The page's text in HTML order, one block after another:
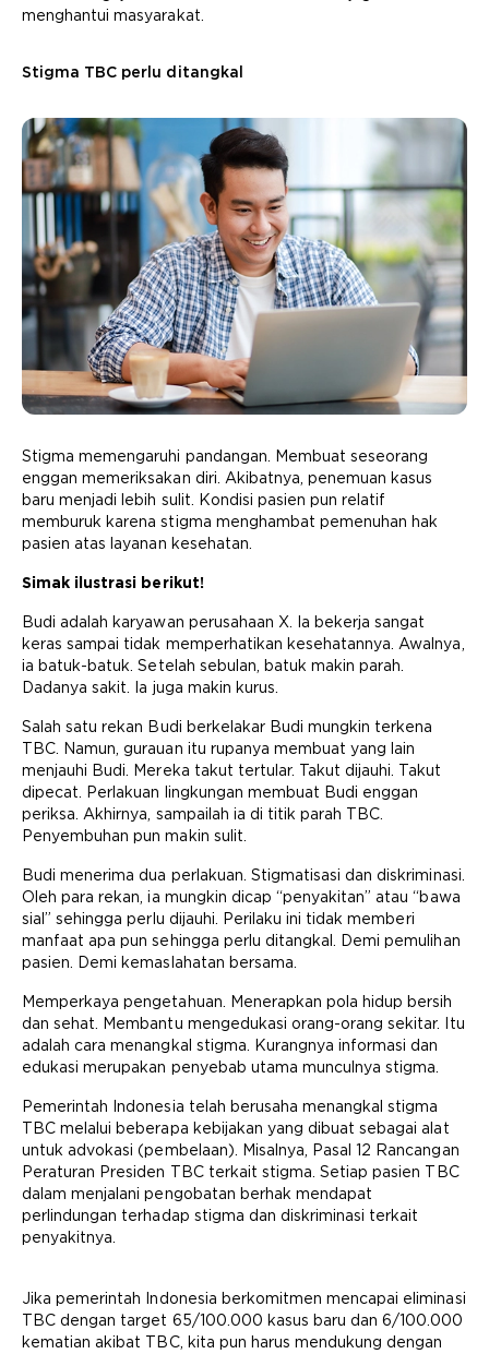
menghantui masyarakat.
Stigma TBC perlu ditangkal
Stigma memengaruhi pandangan. Membuat seseorang
enggan memeriksakan diri. Akibatnya, penemuan kasus
baru menjadi lebih sulit. Kondisi pasien pun relatif
memburuk karena stigma menghambat pemenuhan hak
pasien atas layanan kesehatan.
Simak ilustrasi berikut!
Budi adalah karyawan perusahaan X. Ia bekerja sangat
keras sampai tidak memperhatikan kesehatannya. Awalnya,
ia batuk-batuk. Setelah sebulan, batuk makin parah.
Dadanya sakit. Ia juga makin kurus.
Salah satu rekan Budi berkelakar Budi mungkin terkena
TBC. Namun, gurauan itu rupanya membuat yang lain
menjauhi Budi. Mereka takut tertular. Takut dijauhi. Takut
dipecat. Perlakuan lingkungan membuat Budi enggan
periksa. Akhirnya, sampailah ia di titik parah TBC.
Penyembuhan pun makin sulit.
Budi menerima dua perlakuan. Stigmatisasi dan diskriminasi.
Oleh para rekan, ia mungkin dicap “penyakitan” atau “bawa
sial” sehingga perlu dijauhi. Perilaku ini tidak memberi
manfaat apa pun sehingga perlu ditangkal. Demi pemulihan
pasien. Demi kemaslahatan bersama.
Memperkaya pengetahuan. Menerapkan pola hidup bersih
dan sehat. Membantu mengedukasi orang-orang sekitar. Itu
adalah cara menangkal stigma. Kurangnya informasi dan
edukasi merupakan penyebab utama munculnya stigma.
Pemerintah Indonesia telah berusaha menangkal stigma
TBC melalui beberapa kebijakan yang dibuat sebagai alat
untuk advokasi (pembelaan). Misalnya, Pasal 12 Rancangan
Peraturan Presiden TBC terkait stigma. Setiap pasien TBC
dalam menjalani pengobatan berhak mendapat
perlindungan terhadap stigma dan diskriminasi terkait
penyakitnya.
Jika pemerintah Indonesia berkomitmen mencapai eliminasi
TBC dengan target 65/100.000 kasus baru dan 6/100.000
kematian akibat TBC, kita pun harus mendukung dengan